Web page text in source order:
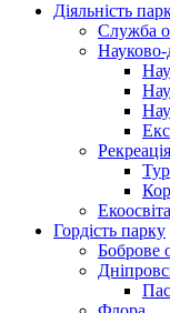
Діяльність
Служба
Науково-
Рекреація
Екоосвіта
Гордість парку
Боброве